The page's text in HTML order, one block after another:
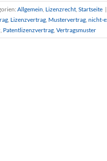
Allgemein, Lizenzrecht, Startseite |
, Lizenzvertrag, Mustervertrag, nicht-
, Patentlizenzvertrag, Vertragsmuster